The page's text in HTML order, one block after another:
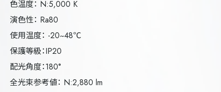
色温度： N:5,000 K
演色性： Ra80
使用温度： -20~48℃
保護等級：IP20
配光角度：180°
全光束参考値： N:2,880 lm